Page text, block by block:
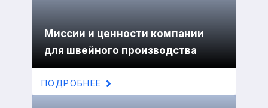
Миссии и ценности компании
для швейного производства
ПОДРОБНЕЕ